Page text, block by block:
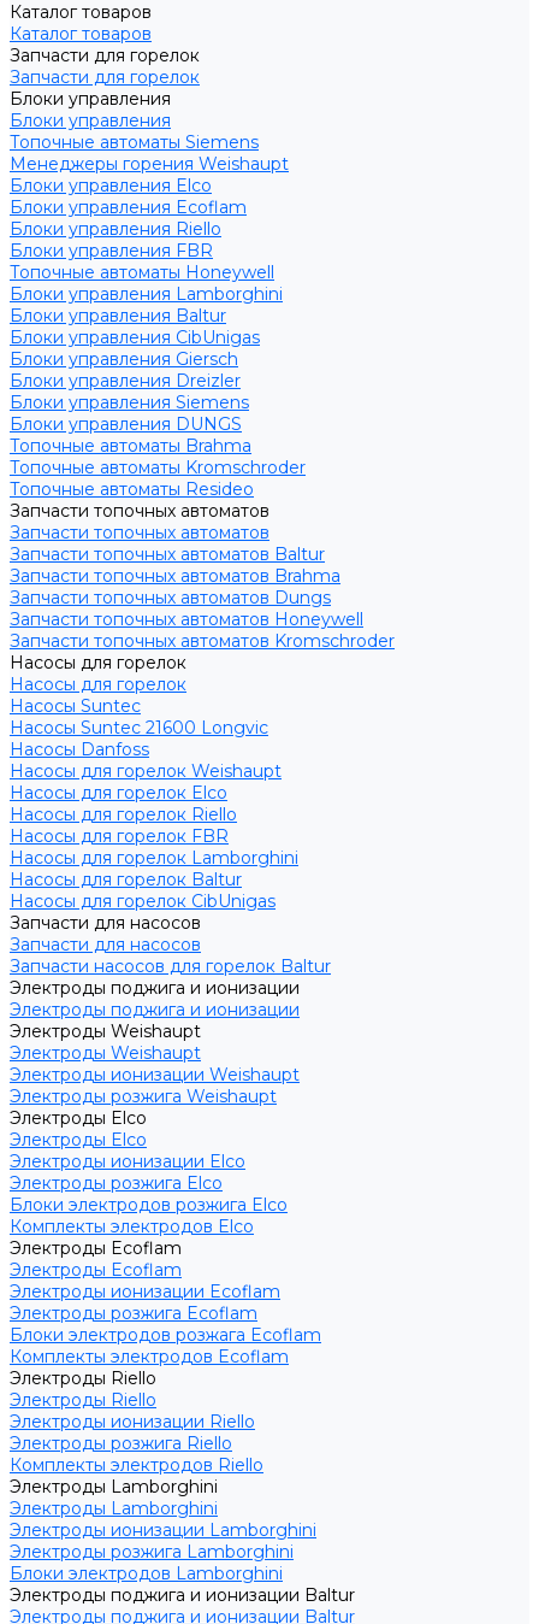
Каталог товаров
Каталог товаров
Запчасти для горелок
Запчасти для горелок
Блоки управления
Блоки управления
Топочные автоматы Siemens
Менеджеры горения Weishaupt
Блоки управления Elco
Блоки управления Ecoflam
Блоки управления Riello
Блоки управления FBR
Топочные автоматы Honeywell
Блоки управления Lamborghini
Блоки управления Baltur
Блоки управления CibUnigas
Блоки управления Giersch
Блоки управления Dreizler
Блоки управления Siemens
Блоки управления DUNGS
Топочные автоматы Brahma
Топочные автоматы Kromschroder
Топочные автоматы Resideo
Запчасти топочных автоматов
Запчасти топочных автоматов
Запчасти топочных автоматов Baltur
Запчасти топочных автоматов Brahma
Запчасти топочных автоматов Dungs
Запчасти топочных автоматов Honeywell
Запчасти топочных автоматов Kromschroder
Насосы для горелок
Насосы для горелок
Насосы Suntec
Насосы Suntec 21600 Longvic
Насосы Danfoss
Насосы для горелок Weishaupt
Насосы для горелок Elco
Насосы для горелок Riello
Насосы для горелок FBR
Насосы для горелок Lamborghini
Насосы для горелок Baltur
Насосы для горелок CibUnigas
Запчасти для насосов
Запчасти для насосов
Запчасти насосов для горелок Baltur
Электроды поджига и ионизации
Электроды поджига и ионизации
Электроды Weishaupt
Электроды Weishaupt
Электроды ионизации Weishaupt
Электроды розжига Weishaupt
Электроды Elco
Электроды Elco
Электроды ионизации Elco
Электроды розжига Elco
Блоки электродов розжига Elco
Комплекты электродов Elco
Электроды Ecoflam
Электроды Ecoflam
Электроды ионизации Ecoflam
Электроды розжига Ecoflam
Блоки электродов розжага Ecoflam
Комплекты электродов Ecoflam
Электроды Riello
Электроды Riello
Электроды ионизации Riello
Электроды розжига Riello
Комплекты электродов Riello
Электроды Lamborghini
Электроды Lamborghini
Электроды ионизации Lamborghini
Электроды розжига Lamborghini
Блоки электродов Lamborghini
Электроды поджига и ионизации Baltur
Электроды поджига и ионизации Baltur